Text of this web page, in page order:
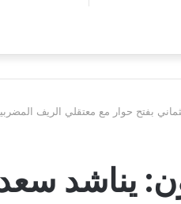
بفتح حوار مع معتقلي الريف
يناشد